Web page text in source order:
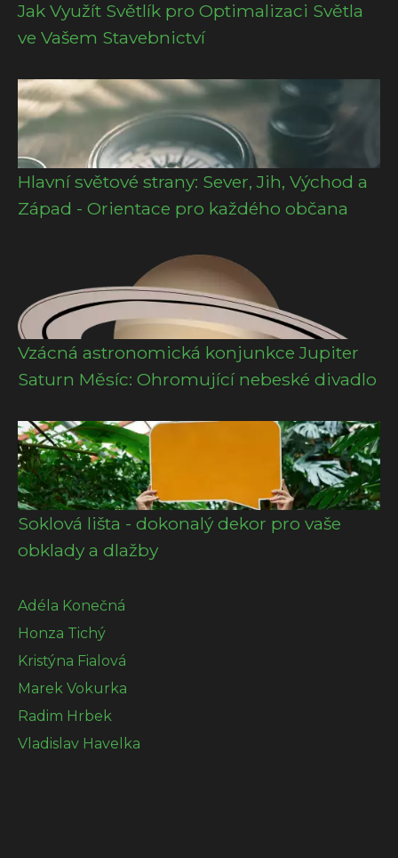
Jak Využít Světlík pro Optimalizaci Světla
ve Vašem Stavebnictví
Hlavní světové strany: Sever, Jih, Východ a
Západ - Orientace pro každého občana
Vzácná astronomická konjunkce Jupiter
Saturn Měsíc: Ohromující nebeské divadlo
Soklová lišta - dokonalý dekor pro vaše
obklady a dlažby
Adéla Konečná
Honza Tichý
Kristýna Fialová
Marek Vokurka
Radim Hrbek
Vladislav Havelka